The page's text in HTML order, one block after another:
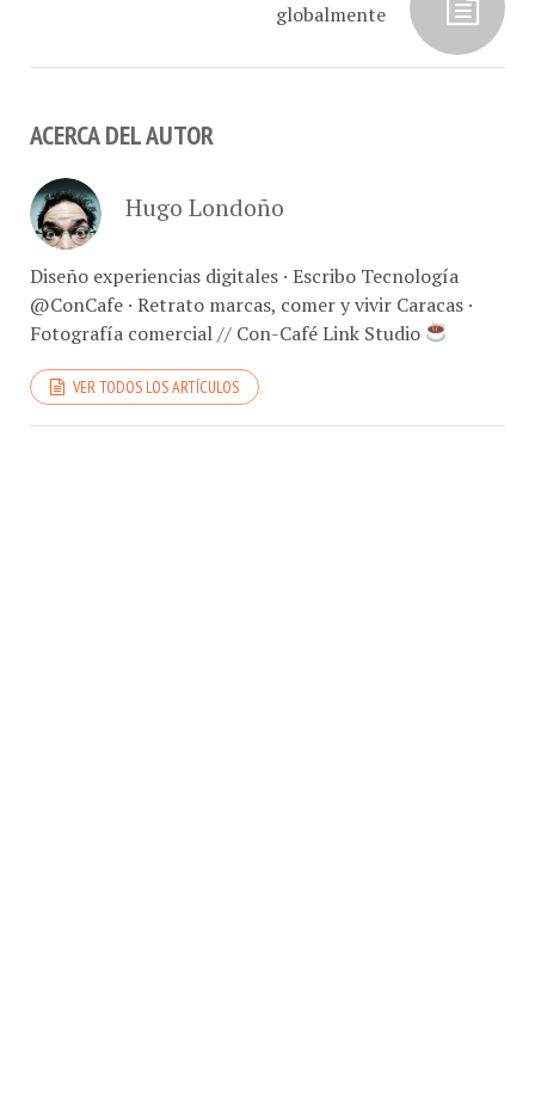
globalmente
ACERCA DEL AUTOR
Hugo Londoño
Diseño experiencias digitales · Escribo Tecnología
@ConCafe · Retrato marcas, comer y vivir Caracas ·
Fotografía comercial // Con-Café Link Studio
VER TODOS LOS ARTÍCULOS